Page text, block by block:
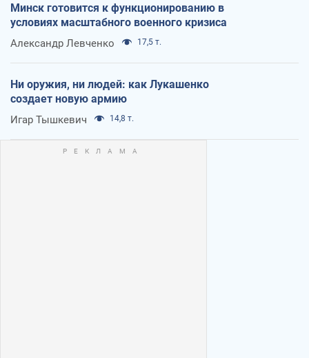
Минск готовится к функционированию в
условиях масштабного военного кризиса
Александр Левченко 17,5 т.
Ни оружия, ни людей: как Лукашенко
создает новую армию
Игар Тышкевич 14,8 т.